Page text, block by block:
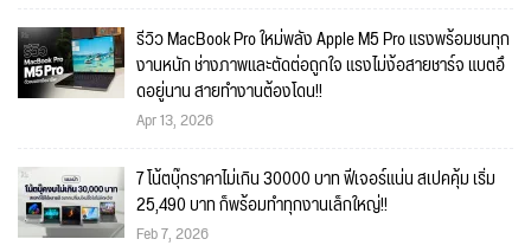
รีวิว MacBook Pro ใหม่พลัง Apple M5 Pro แรงพร้อมชนทุก
งานหนัก ช่างภาพและตัดต่อถูกใจ แรงไม่ง้อสายชาร์จ แบตอึ
ดอยู่นาน สายทำงานต้องโดน!!
Apr 13, 2026
7 โน้ตบุ๊กราคาไม่เกิน 30000 บาท ฟีเจอร์แน่น สเปคคุ้ม เริ่ม
25,490 บาท ก็พร้อมทำทุกงานเล็กใหญ่!!
Feb 7, 2026